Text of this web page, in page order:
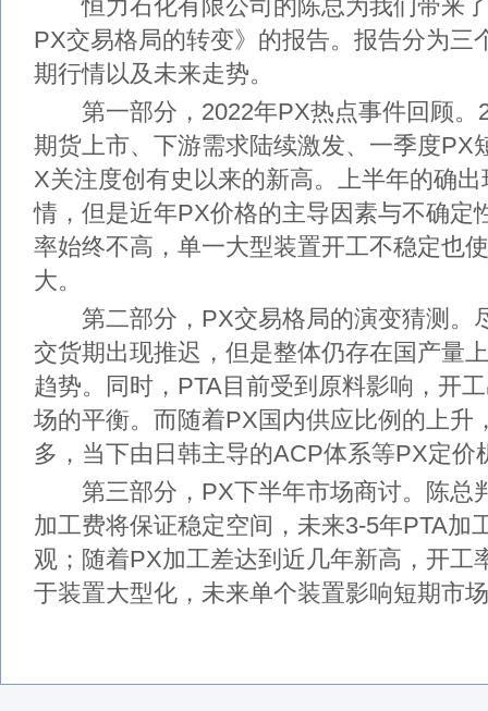
恒力石化有限公司的陈总为我们带来了
PX交易格局的转变》的报告。报告分为三
期行情以及未来走势。
第一部分，2022年PX热点事件回顾。
期货上市、下游需求陆续激发、一季度PX
X关注度创有史以来的新高。上半年的确
情，但是近年PX价格的主导因素与不确定
率始终不高，单一大型装置开工不稳定也
大。
第二部分，PX交易格局的演变猜测。
交货期出现推迟，但是整体仍存在国产量
趋势。同时，PTA目前受到原料影响，开
场的平衡。而随着PX国内供应比例的上升
多，当下由日韩主导的ACP体系等PX定价
第三部分，PX下半年市场商讨。陈总
加工费将保证稳定空间，未来3-5年PTA加
观；随着PX加工差达到近几年新高，开工
于装置大型化，未来单个装置影响短期市